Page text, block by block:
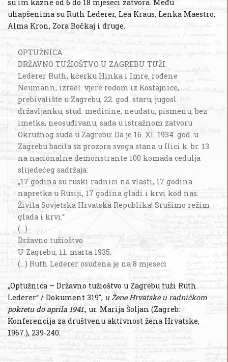
su im kazne od 6 do 18 mjeseci zatvora. Među
uhapšenima su Ruth Lederer, Lea Kraus, Lenka Maestro,
Alma Kron, Zora Bočkaj i druge.
OPTUŽNICA
DRŽAVNO TUŽIOŠTVO U ZAGREBU TUŽI:
Lederer Ruth, kćerku Hinka i Imre, rođene
Neumann, izrael. vjere rodom iz Kostajnice,
prebivalište u Zagrebu, 22. god. staru, jugosl.
državljanku, stud. medicine, neudatu, pismenu, bez
imetka, neosuđivanu, sada u istražnom zatvoru
Okružnog suda u Zagrebu: Da je 16. XI. 1934. god. u
Zagrebu bacila sa prozora svoga stana u Ilici k. br. 13
na nacionalne demonstrante 100 komada cedulja
slijedećeg sadržaja:
„17 godina su ruski radnici na vlasti, 17 godina
napretka u Rusiji, 17 godina gladi i krvi kod nas.
Živila Sovjetska Hrvatska Republika! Srušimo režim
glada i krvi.“
(...)
Državno tužioštvo
U Zagrebu, 11. marta 1935.
(...) Ruth Lederer osuđena je na 8 mjeseci
„Optužnica – Državno tužioštvo u Zagrebu tuži Ruth
Lederer“ / Dokument 319", u Žene Hrvatske u radničkom
pokretu do aprila 1941., ur. Marija Šoljan (Zagreb:
Konferencija za društvenu aktivnost žena Hrvatske,
1967.), 239-240.